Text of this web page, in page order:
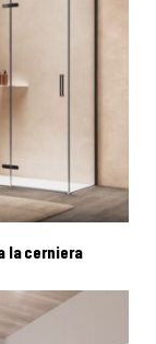
la cerniera